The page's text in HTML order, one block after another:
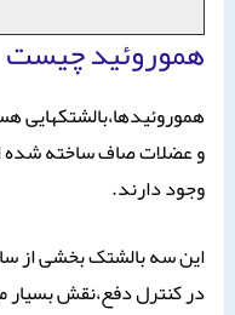
هموروئید چیست
هموروئیدها،بالشتکهایی
و عضلات صاف ساخته شده
وجود دارند.
این سه بالشتک بخشی از
در کنترل دفع،نقش بسیار